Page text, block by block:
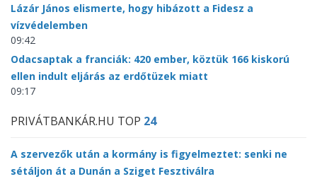
Lázár János elismerte, hogy hibázott a Fidesz a
vízvédelemben
09:42
Odacsaptak a franciák: 420 ember, köztük 166 kiskorú
ellen indult eljárás az erdőtüzek miatt
09:17
PRIVÁTBANKÁR.HU TOP 24
A szervezők után a kormány is figyelmeztet: senki ne
sétáljon át a Dunán a Sziget Fesztiválra